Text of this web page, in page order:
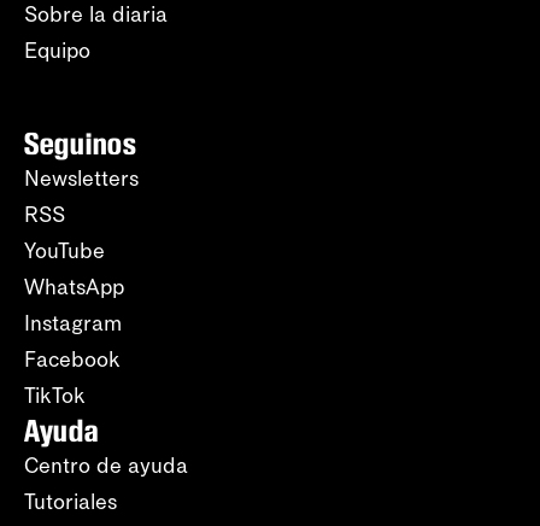
Sobre la diaria
Equipo
Seguinos
Newsletters
RSS
YouTube
WhatsApp
Instagram
Facebook
TikTok
Ayuda
Centro de ayuda
Tutoriales